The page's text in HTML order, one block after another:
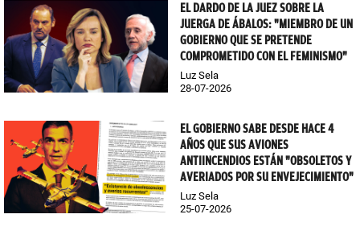
EL DARDO DE LA JUEZ SOBRE LA
JUERGA DE ÁBALOS: "MIEMBRO DE UN
GOBIERNO QUE SE PRETENDE
COMPROMETIDO CON EL FEMINISMO"
Luz Sela
28-07-2026
EL GOBIERNO SABE DESDE HACE 4
AÑOS QUE SUS AVIONES
ANTIINCENDIOS ESTÁN "OBSOLETOS Y
AVERIADOS POR SU ENVEJECIMIENTO"
Luz Sela
25-07-2026